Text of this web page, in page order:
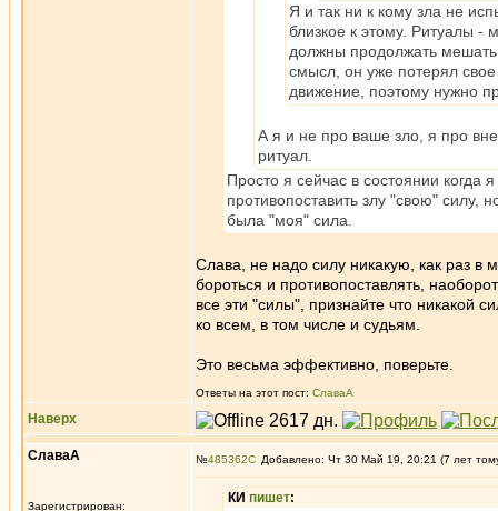
Я и так ни к кому зла не
близкое к этому. Ритуалы -
должны продолжать
смысл, он уже потерял
движение, поэтому нужно
А я и не про ваше зло, я про
ритуал.
Просто я сейчас в состоянии
противопоставить злу "свою" силу,
была "моя" сила.
Слава, не надо силу никакую, как раз в
бороться и противопоставлять,
все эти "силы", признайте что никакой
ко всем, в том числе и судьям.
Это весьма эффективно, поверьте.
Ответы на этот пост: СлаваА
Наверх
СлаваА
Зарегистрирован:
№485362 Добавлено: Чт 30 Май 19, 20:21 (7 лет
КИ пишет: